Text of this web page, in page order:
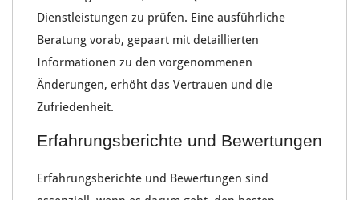
Dienstleistungen zu prüfen. Eine ausführliche
Beratung vorab, gepaart mit detaillierten
Informationen zu den vorgenommenen
Änderungen, erhöht das Vertrauen und die
Zufriedenheit.
Erfahrungsberichte und Bewertungen
Erfahrungsberichte und Bewertungen sind